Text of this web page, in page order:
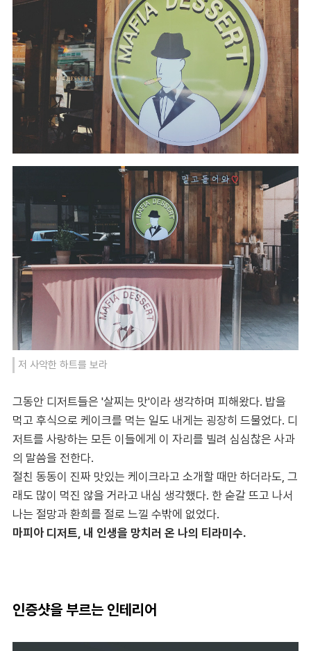
저 사악한 하트를 보라
그동안 디저트들은 '살찌는 맛'이라 생각하며 피해왔다. 밥을
먹고 후식으로 케이크를 먹는 일도 내게는 굉장히 드물었다. 디
저트를 사랑하는 모든 이들에게 이 자리를 빌려 심심찮은 사과
의 말씀을 전한다.
절친 동동이 진짜 맛있는 케이크라고 소개할 때만 하더라도, 그
래도 많이 먹진 않을 거라고 내심 생각했다. 한 숟갈 뜨고 나서
나는 절망과 환희를 절로 느낄 수밖에 없었다.
마피아 디저트, 내 인생을 망치러 온 나의 티라미수.
인증샷을 부르는 인테리어